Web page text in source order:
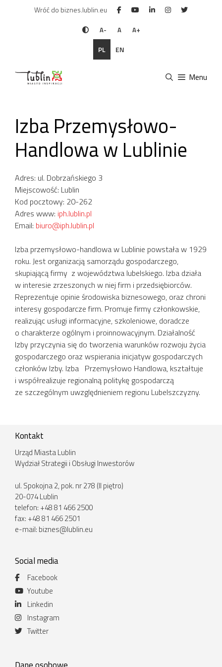
Wróć do biznes.lublin.eu
A- A A+
PL EN
Menu
Izba Przemysłowo-
Handlowa w Lublinie
Adres: ul. Dobrzańskiego 3
Miejscowość: Lublin
Kod pocztowy: 20-262
Adres www: iph.lublin.pl
Email: biuro@iph.lublin.pl
Izba przemysłowo-handlowa w Lublinie powstała w 1929
roku. Jest organizacją samorządu gospodarczego,
skupiającą firmy z województwa lubelskiego. Izba działa
w interesie zrzeszonych w niej firm i przedsiębiorców.
Reprezentuje opinie środowiska biznesowego, oraz chroni
interesy gospodarcze firm. Promuje firmy członkowskie,
realizując usługi informacyjne, szkoleniowe, doradcze
o charakterze ogólnym i proinnowacyjnym. Działalność
Izby przyczynia się do tworzenia warunków rozwoju życia
gospodarczego oraz wspierania inicjatyw gospodarczych
członków Izby. Izba Przemysłowo Handlowa, kształtuje
i współrealizuje regionalną politykę gospodarczą
ze szczególnym uwzględnieniem regionu Lubelszczyzny.
Kontakt
Urząd Miasta Lublin
Wydział Strategii i Obsługi Inwestorów
ul. Spokojna 2, pok. nr 278 (II piętro)
20-074 Lublin
telefon: +48 81 466 2500
fax: +48 81 466 2501
e-mail: biznes@lublin.eu
Social media
Facebook
Youtube
Linkedin
Instagram
Twitter